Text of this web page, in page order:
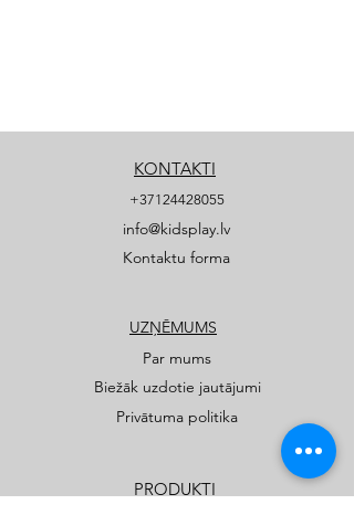
KONTAKTI
+37124428055
info@kidsplay.lv
Kontaktu forma
UZŅĒMUMS
Par mums
Biežāk uzdotie jautājumi
Privātuma politika
PRODUKTI